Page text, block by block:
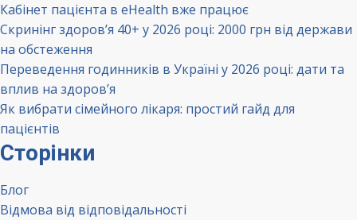
Кабінет пацієнта в eHealth вже працює
Скринінг здоров’я 40+ у 2026 році: 2000 грн від держави
на обстеження
Переведення годинників в Україні у 2026 році: дати та
вплив на здоров’я
Як вибрати сімейного лікаря: простий гайд для
пацієнтів
Сторінки
Блог
Відмова від відповідальності